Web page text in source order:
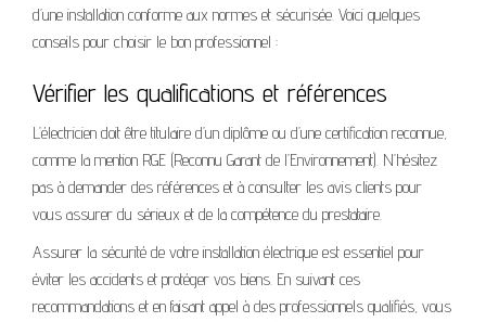
d’une installation conforme aux normes et sécurisée. Voici quelques
conseils pour choisir le bon professionnel :
Vérifier les qualifications et références
L’électricien doit être titulaire d’un diplôme ou d’une certification reconnue,
comme la mention RGE (Reconnu Garant de l’Environnement). N’hésitez
pas à demander des références et à consulter les avis clients pour
vous assurer du sérieux et de la compétence du prestataire.
Assurer la sécurité de votre installation électrique est essentiel pour
éviter les accidents et protéger vos biens. En suivant ces
recommandations et en faisant appel à des professionnels qualifiés, vous